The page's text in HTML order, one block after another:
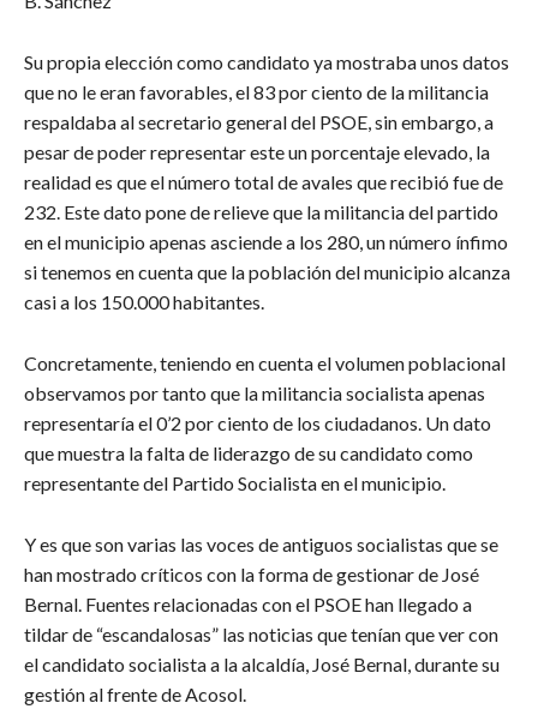
Su propia elección como candidato ya mostraba unos datos
que no le eran favorables, el 83 por ciento de la militancia
respaldaba al secretario general del PSOE, sin embargo, a
pesar de poder representar este un porcentaje elevado, la
realidad es que el número total de avales que recibió fue de
232. Este dato pone de relieve que la militancia del partido
en el municipio apenas asciende a los 280, un número ínfimo
si tenemos en cuenta que la población del municipio alcanza
casi a los 150.000 habitantes.
Concretamente, teniendo en cuenta el volumen poblacional
observamos por tanto que la militancia socialista apenas
representaría el 0’2 por ciento de los ciudadanos. Un dato
que muestra la falta de liderazgo de su candidato como
representante del Partido Socialista en el municipio.
Y es que son varias las voces de antiguos socialistas que se
han mostrado críticos con la forma de gestionar de José
Bernal. Fuentes relacionadas con el PSOE han llegado a
tildar de “escandalosas” las noticias que tenían que ver con
el candidato socialista a la alcaldía, José Bernal, durante su
gestión al frente de Acosol.